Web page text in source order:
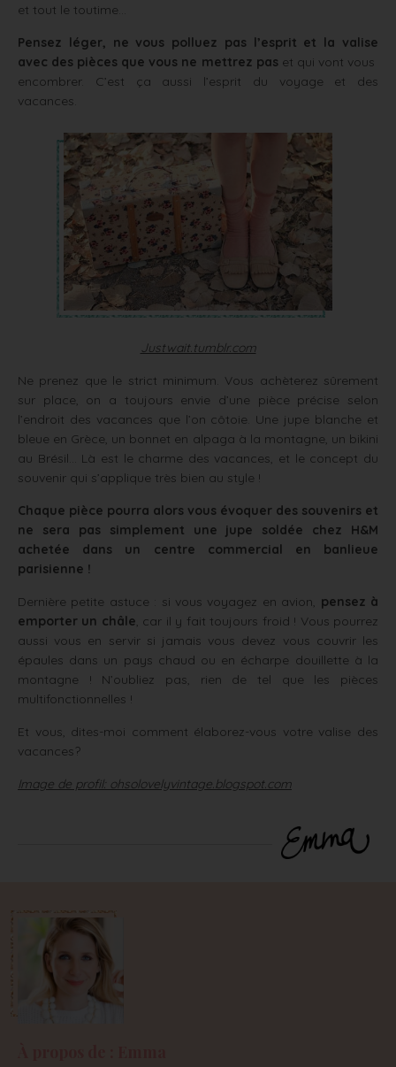
et tout le toutime…
Pensez léger, ne vous polluez pas l’esprit et la valise
avec des pièces que vous ne mettrez pas et qui vont vous
encombrer. C’est ça aussi l’esprit du voyage et des
vacances.
Justwait.tumblr.com
Ne prenez que le strict minimum. Vous achèterez sûrement
sur place, on a toujours envie d’une pièce précise selon
l’endroit des vacances que l’on côtoie. Une jupe blanche et
bleue en Grèce, un bonnet en alpaga à la montagne, un bikini
au Brésil… Là est le charme des vacances, et le concept du
souvenir qui s’applique très bien au style !
Chaque pièce pourra alors vous évoquer des souvenirs et
ne sera pas simplement une jupe soldée chez H&M
achetée dans un centre commercial en banlieue
parisienne !
Dernière petite astuce : si vous voyagez en avion, pensez à
emporter un châle , car il y fait toujours froid ! Vous pourrez
aussi vous en servir si jamais vous devez vous couvrir les
épaules dans un pays chaud ou en écharpe douillette à la
montagne ! N’oubliez pas, rien de tel que les pièces
multifonctionnelles !
Et vous, dites-moi comment élaborez-vous votre valise des
vacances?
Image de profil: ohsolovelyvintage.blogspot.com